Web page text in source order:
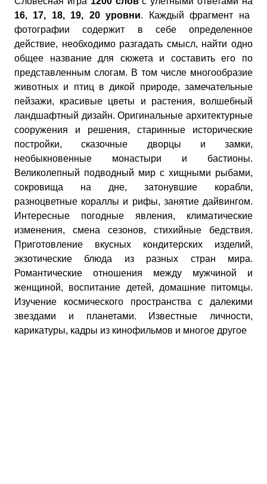
16, 17, 18, 19, 20 уровни. Каждый фрагмент на
фотографии содержит в себе определенное
действие, необходимо разгадать смысл, найти одно
общее название для сюжета и составить его по
представленным слогам. В том числе многообразие
животных и птиц в дикой природе, замечательные
пейзажи, красивые цветы и растения, волшебный
ландшафтный дизайн. Оригинальные архитектурные
сооружения и решения, старинные исторические
постройки, сказочные дворцы и замки,
необыкновенные монастыри и бастионы.
Великолепный подводный мир с хищными рыбами,
сокровища на дне, затонувшие корабли,
разноцветные кораллы и рифы, занятие дайвингом.
Интересные погодные явления, климатические
изменения, смена сезонов, стихийные бедствия.
Приготовление вкусных кондитерских изделий,
экзотические блюда из разных стран мира.
Романтические отношения между мужчиной и
женщиной, воспитание детей, домашние питомцы.
Изучение космического пространства с далекими
звездами и планетами. Известные личности,
карикатуры, кадры из кинофильмов и многое другое